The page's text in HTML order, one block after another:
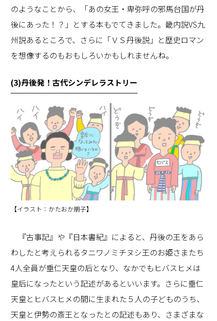
のようなことから、「あの女王・卑弥呼の邪馬台国が丹
後にあった！？」とする本もでてきました。畿内説VS九
州説あるところで、さらに「ＶＳ丹後説」と歴史ロマン
を想像するのもおもしろいかもしれませんね。
(3)丹後発！古代シンデレラストリー
【イラスト：かたおか朋子】
『古事記』や『日本書紀』によると、丹後の王をあら
わしたと考えられるタニワノミチヌシ王のお姫さまたち
4人全員が垂仁天皇の后となり、なかでもヒバスヒメは
皇后になったという記述があるといいます。さらに垂仁
天皇とヒバスヒメの間に生まれた５人の子どものうち、
天皇と伊勢の斎王となったとの記述もあり、さまざまな